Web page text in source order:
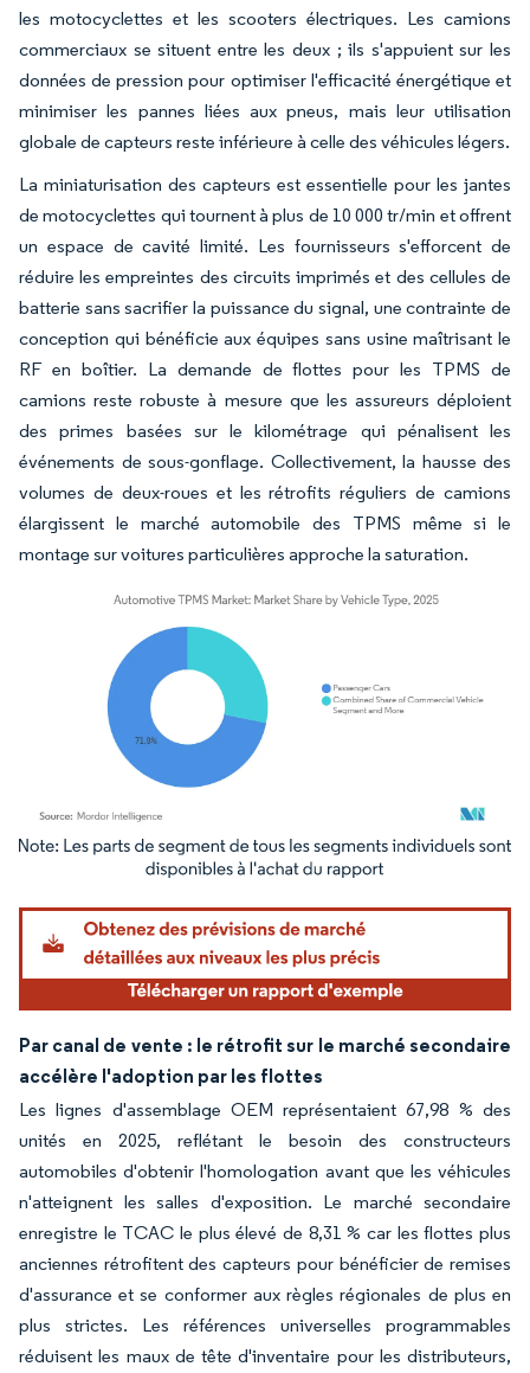
les motocyclettes et les scooters électriques. Les camions
commerciaux se situent entre les deux ; ils s'appuient sur les
données de pression pour optimiser l'efficacité énergétique et
minimiser les pannes liées aux pneus, mais leur utilisation
globale de capteurs reste inférieure à celle des véhicules légers.
La miniaturisation des capteurs est essentielle pour les jantes
de motocyclettes qui tournent à plus de 10 000 tr/min et offrent
un espace de cavité limité. Les fournisseurs s'efforcent de
réduire les empreintes des circuits imprimés et des cellules de
batterie sans sacrifier la puissance du signal, une contrainte de
conception qui bénéficie aux équipes sans usine maîtrisant le
RF en boîtier. La demande de flottes pour les TPMS de
camions reste robuste à mesure que les assureurs déploient
des primes basées sur le kilométrage qui pénalisent les
événements de sous-gonflage. Collectivement, la hausse des
volumes de deux-roues et les rétrofits réguliers de camions
élargissent le marché automobile des TPMS même si le
montage sur voitures particulières approche la saturation.
Image © Mordor Intelligence. La réutilisation nécessite une attribution sous CC BY
Par canal de vente : le rétrofit sur le marché secondaire
accélère l'adoption par les flottes
Les lignes d'assemblage OEM représentaient 67,98 % des
unités en 2025, reflétant le besoin des constructeurs
automobiles d'obtenir l'homologation avant que les véhicules
n'atteignent les salles d'exposition. Le marché secondaire
enregistre le TCAC le plus élevé de 8,31 % car les flottes plus
anciennes rétrofitent des capteurs pour bénéficier de remises
d'assurance et se conformer aux règles régionales de plus en
plus strictes. Les références universelles programmables
réduisent les maux de tête d'inventaire pour les distributeurs,